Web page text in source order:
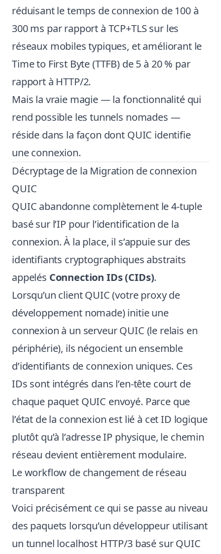
réduisant le temps de connexion de 100 à
300 ms par rapport à TCP+TLS sur les
réseaux mobiles typiques, et améliorant le
Time to First Byte (TTFB) de 5 à 20 % par
rapport à HTTP/2.
Mais la vraie magie — la fonctionnalité qui
rend possible les tunnels nomades —
réside dans la façon dont QUIC identifie
une connexion.
Décryptage de la Migration de connexion
QUIC
QUIC abandonne complètement le 4-tuple
basé sur l’IP pour l’identification de la
connexion. À la place, il s’appuie sur des
identifiants cryptographiques abstraits
appelés Connection IDs (CIDs).
Lorsqu’un client QUIC (votre proxy de
développement nomade) initie une
connexion à un serveur QUIC (le relais en
périphérie), ils négocient un ensemble
d’identifiants de connexion uniques. Ces
IDs sont intégrés dans l’en-tête court de
chaque paquet QUIC envoyé. Parce que
l’état de la connexion est lié à cet ID logique
plutôt qu’à l’adresse IP physique, le chemin
réseau devient entièrement modulaire.
Le workflow de changement de réseau
transparent
Voici précisément ce qui se passe au niveau
des paquets lorsqu’un développeur utilisant
un tunnel localhost HTTP/3 basé sur QUIC